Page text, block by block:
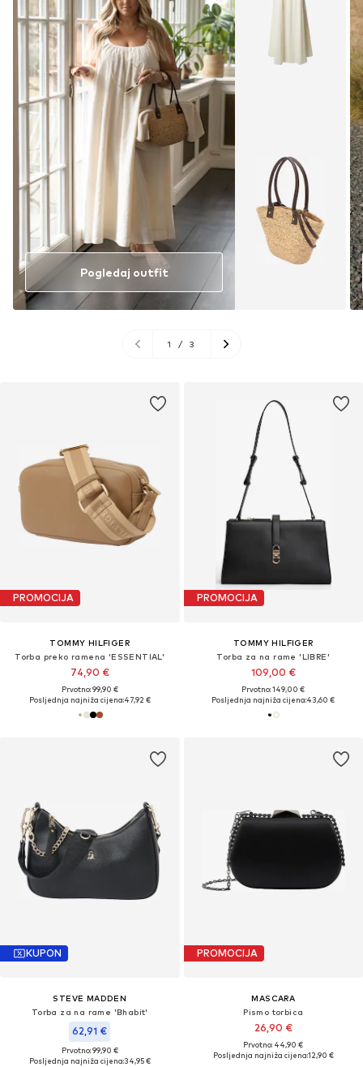
PROMOCIJA
TOMMY HILFIGER
Torba preko ramena 'ESSENTIAL'
74,90 €
Prvotno: 99,90 €
Posljednja najniža cijena:47,92 €
PROMOCIJA
TOMMY HILFIGER
Torba za na rame 'LIBRE'
109,00 €
Prvotno: 149,00 €
Posljednja najniža cijena:43,60 €
KUPON
STEVE MADDEN
Torba za na rame 'Bhabit'
62,91 €
Prvotno: 99,90 €
Posljednja najniža cijena:34,95 €
PROMOCIJA
MASCARA
Pismo torbica
26,90 €
Prvotno: 44,90 €
Posljednja najniža cijena:12,90 €
Pogledaj outfit
1 / 3